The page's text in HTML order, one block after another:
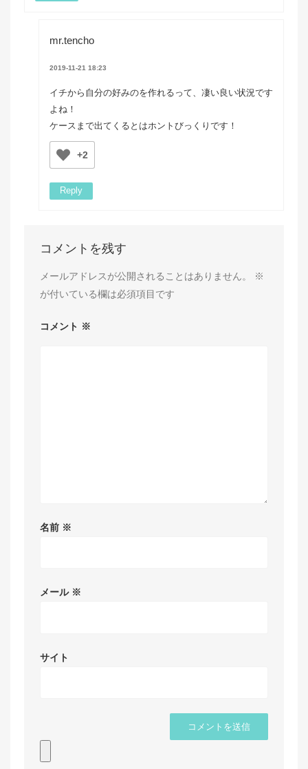
mr.tencho
2019-11-21 18:23
イチから自分の好みのを作れるって、凄い良い状況です
よね！
ケースまで出てくるとはホントびっくりです！
+2
Reply
コメントを残す
メールアドレスが公開されることはありません。
※
が付いている欄は必須項目です
コメント ※
名前 ※
メール ※
サイト